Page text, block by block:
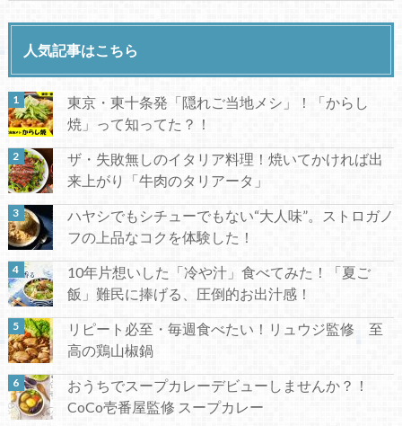
人気記事はこちら
東京・東十条発「隠れご当地メシ」！「からし
焼」って知ってた？！
ザ・失敗無しのイタリア料理！焼いてかければ出
来上がり「牛肉のタリアータ」
ハヤシでもシチューでもない“大人味”。ストロガノ
フの上品なコクを体験した！
10年片想いした「冷や汁」食べてみた！「夏ご
飯」難民に捧げる、圧倒的お出汁感！
リピート必至・毎週食べたい！リュウジ監修 至
高の鶏山椒鍋
おうちでスープカレーデビューしませんか？！
CoCo壱番屋監修 スープカレー